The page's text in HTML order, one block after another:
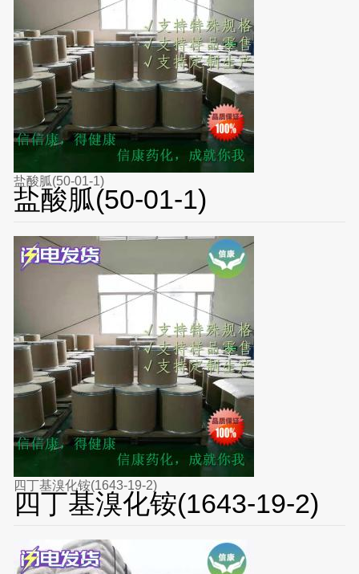
盐酸胍(50-01-1)
盐酸胍(50-01-1)
四丁基溴化铵(1643-19-2)
四丁基溴化铵(1643-19-2)